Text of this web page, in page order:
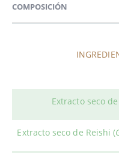
COMPOSICIÓN
Extracto seco
Extracto seco de Reishi (